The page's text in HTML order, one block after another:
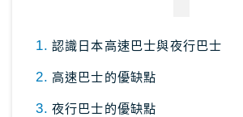
與Masa聯絡
認識日本高速巴士與夜行巴士
高速巴士的優缺點
夜行巴士的優缺點